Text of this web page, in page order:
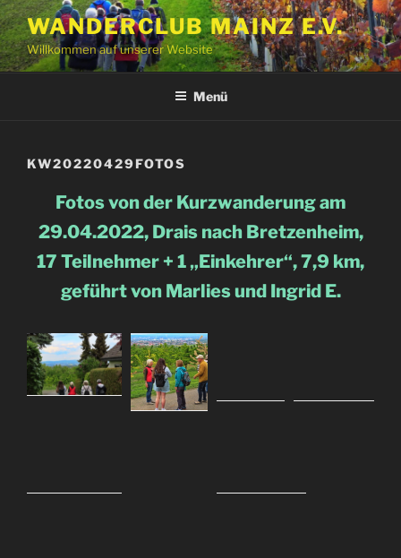
Zum
Inhalt
springen
WANDERCLUB MAINZ E.V.
Willkommen auf unserer Website
Menü
KW20220429FOTOS
Fotos von der Kurzwanderung am
29.04.2022, Drais nach Bretzenheim,
17 Teilnehmer + 1 „Einkehrer“, 7,9 km,
geführt von Marlies und Ingrid E.